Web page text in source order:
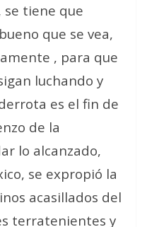
se tiene que
que se vea,
, para que
luchando y
es el fin de
de la
lo alcanzado,
se expropió la
acasillados del
terratenientes y